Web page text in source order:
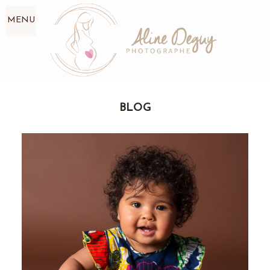
MENU
BLOG